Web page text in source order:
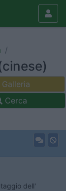
Galleria
Cerca
dell'